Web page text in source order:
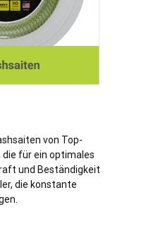
von Top-
die für ein optimales
und Beständigkeit
die konstante